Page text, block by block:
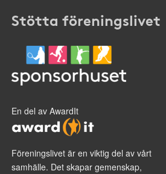
Stötta föreningslivet
En del av AwardIt
Föreningslivet är en viktig del av vårt
samhälle. Det skapar gemenskap,